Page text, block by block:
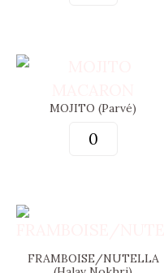
MOJITO (Parvé)
FRAMBOISE/NUTELLA